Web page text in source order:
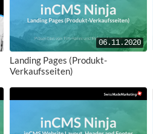
06.11.2020
Landing Pages (Produkt-
Verkaufsseiten)